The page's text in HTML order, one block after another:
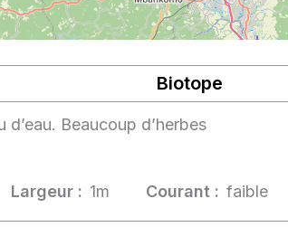
Biotope
Beaucoup d’herbes
Largeur : 1m Courant : faible